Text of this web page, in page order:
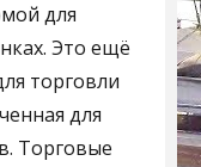
для
Это ещё
торговли
для
Торговые